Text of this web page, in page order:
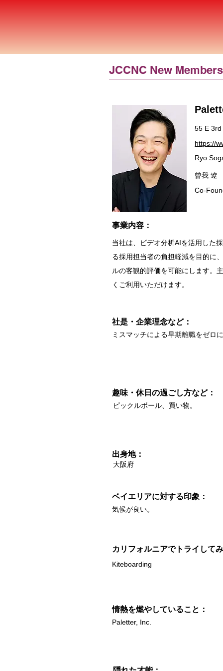
JCCNC New Members
55 E 3rd
https://
Ryo
曾我 遼
Co-
​事業内容：
当社は、ビデオ分析AIを活用した
る採用担当者の負担軽減を目的に
ルの客観的評価を可能にします。
くご利用いただけます。
​社是・企業理念など：
ミスマッチによる早期離職をゼロ
趣味・休日の過ごし方など：
ピックルボール、買い物。
出身地：
大阪府
ベイエリアに対する印象：
気候が良い。
カリフォルニアでトライして
Kiteboarding
情熱を燃やしていること：
Paletter, Inc.